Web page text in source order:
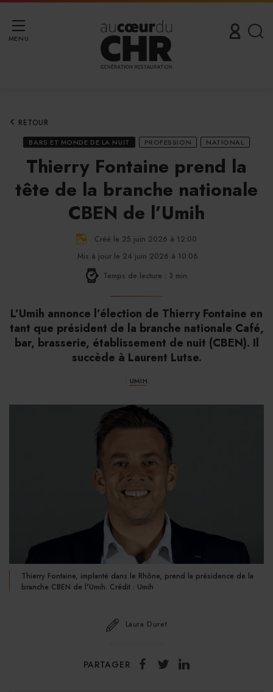
MENU
RETOUR
BARS ET MONDE DE LA NUIT PROFESSION NATIONAL
Thierry Fontaine prend la
tête de la branche nationale
CBEN de l’Umih
Créé le 25 juin 2026 à 12:00
Mis à jour le 24 juin 2026 à 10:06
Temps de lecture : 3 min
L’Umih annonce l’élection de Thierry Fontaine en
tant que président de la branche nationale Café,
bar, brasserie, établissement de nuit (CBEN). Il
succède à Laurent Lutse.
UMIH
Thierry Fontaine, implanté dans le Rhône, prend la présidence de la
branche CBEN de l'Umih. Crédit : Umih
Laura Duret
PARTAGER